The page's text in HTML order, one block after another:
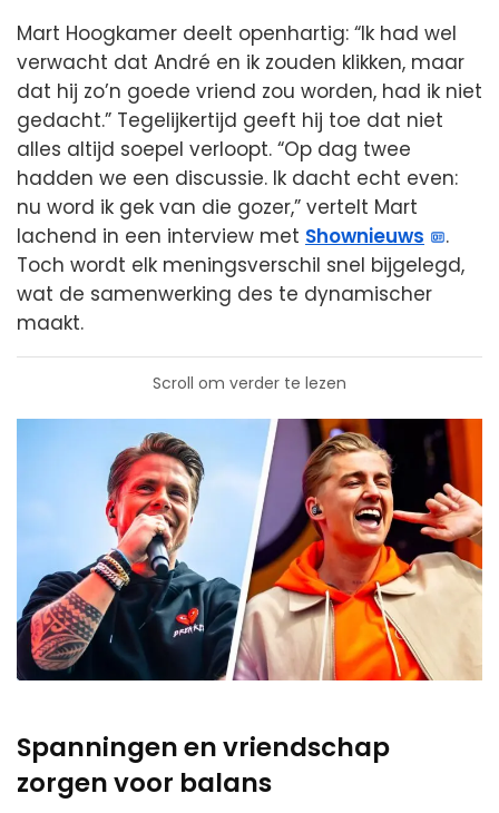
Mart Hoogkamer deelt openhartig: “Ik had wel
verwacht dat André en ik zouden klikken, maar
dat hij zo’n goede vriend zou worden, had ik niet
gedacht.” Tegelijkertijd geeft hij toe dat niet
alles altijd soepel verloopt. “Op dag twee
hadden we een discussie. Ik dacht echt even:
nu word ik gek van die gozer,” vertelt Mart
lachend in een interview met Shownieuws
.
Toch wordt elk meningsverschil snel bijgelegd,
wat de samenwerking des te dynamischer
maakt.
Scroll om verder te lezen
Spanningen en vriendschap
zorgen voor balans